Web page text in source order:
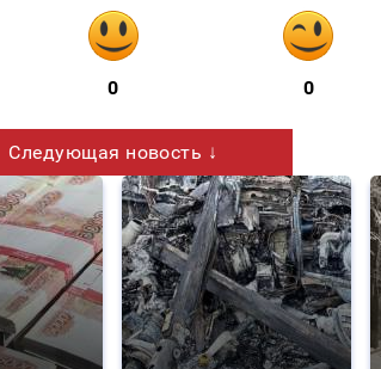
0 0
Следующая новость ↓